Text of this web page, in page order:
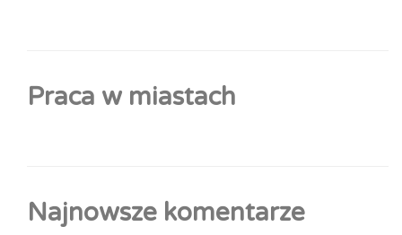
Praca w miastach
Najnowsze komentarze